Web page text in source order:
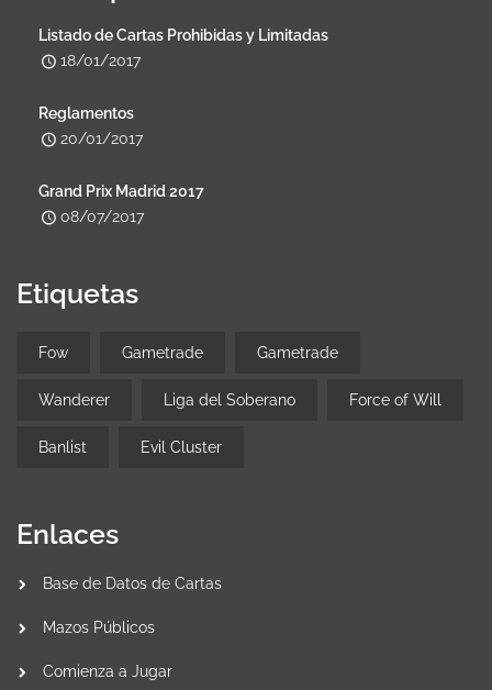
Listado de Cartas Prohibidas y Limitadas
18/01/2017
Reglamentos
20/01/2017
Grand Prix Madrid 2017
08/07/2017
Etiquetas
Fow Gametrade Gametrade
Wanderer Liga del Soberano Force of Will
Banlist Evil Cluster
Enlaces
Base de Datos de Cartas
Mazos Públicos
Comienza a Jugar